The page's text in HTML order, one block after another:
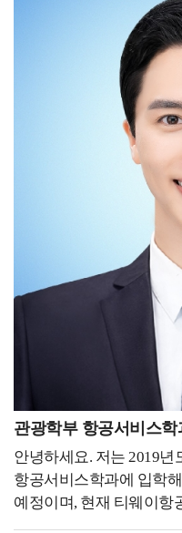
말씀드리고 싶습니다. 현
회원종목단체와 그 외의
대한체육회 스마터즈의
협회들에서도 마케팅에
꼽힌다는 것을 알게 되었
수요가 지속되는 인기종
다하면서 자발적 마케팅
있었습니다. 요즘 시대에
변화를 가져올 수 있는
분야로의 취업이나 진학
분들이 계시다면 한 번
같습니다. 태권도 산업에
꼭 염두하고 계셔야 된다
전공보다 해외 활동이 많
태권도 수요가 크다는 것
다녀오신 분들은 아시겠
전문선수로서 수련했다
매력으로 다가간다는 것
받으면서 외국어를 배우
되돌아봤을 때 다가오는
것입니다! - 후배들에게
써주세요. -해야 할까? 괜
천안체력인증센터에서
국민체력100은 국가가
국민의 체력 및 건강 증
과학적 방법에 의해 측정
해 주는 대국민 무상 스
국민체력100에 참가한
맞춤형 운동 프로그램을
수 있도록 체계적으로 관
공인 인증서를 발급합니
이상 대한민국 국민이면
체력인증센터에서 서비
저는 체력측정사로 근무
선수단과 서울OO세상병
트레이너 경험을 쌓았고,
선수트레이너로 근무하
시간을 보내다 보니 운동
라는 생각을 하게 되었습
것은 목적이라고 생각합
해소시켜주는 취미, 건강
수익창출을 하기 위한 직
목적을 달성하기 위해선
나에게 맞는 운동을 찾아
더 중요합니다. 그런 기
관광학부 항공서비스
안녕하세요. 저는 2019
항공서비스학과에 입학
예정이며, 현재 티웨이항
합격하여 교육을 받고 있